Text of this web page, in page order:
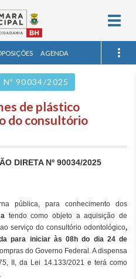
AGENDA
90034/2025
de plástico
do consultório
DIRETA Nº 90034/2025
pública, para conhecimento dos
tendo como objeto a aquisição de
serviço do consultório odontológico,
para iniciar às 08h do dia 24 de
do Governo Federal. A dispensa
II, da Lei 14.133/2021 e terá como